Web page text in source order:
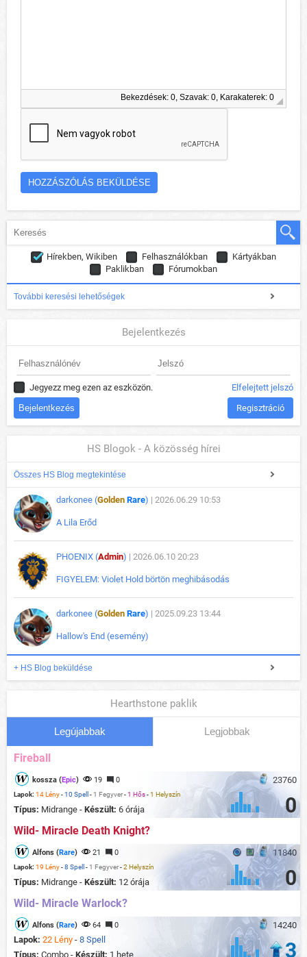
Bekezdések: 0, Szavak: 0, Karakaterek: 0
Hírekben, Wikiben Felhasználókban
Kártyákban
Paklikban
Fórumokban
További keresési lehetőségek
Bejelentkezés
Jegyezz meg ezen az eszközön. Elfelejtett jelszó
Regisztráció
HS Blogok - A közösség hírei
Összes HS Blog megtekintése
darkonee (Golden Rare) | 2026.06.29 10:53
A Lila Erőd
PHOENIX (Admin) | 2026.06.10 20:23
FIGYELEM: Violet Hold börtön meghibásodás
darkonee (Golden Rare) | 2025.09.23 13:44
Hallow's End (esemény)
+ HS Blog beküldése
Hearthstone paklik
Legújabbak Legjobbak
Fireball
23760
kossza (Epic) 19 0
Lapok: 14 Lény-10 Spell - 1 Fegyver-1 Hős-1 Helyszín
Típus: Midrange - Készült: 6 órája 0
Wild- Miracle Death Knight?
11840
Alfons (Rare) 21 0
Lapok: 19 Lény-8 Spell - 1 Fegyver-2 Helyszín
Típus: Midrange - Készült: 12 órája 0
Wild- Miracle Warlock?
14240
Alfons (Rare) 64 0
Lapok: 22 Lény - 8 Spell
Típus: Combo - Készült: 1 hete 3